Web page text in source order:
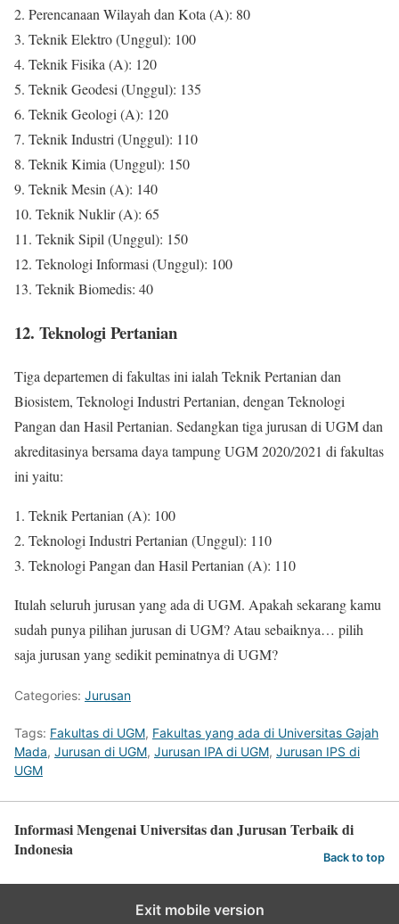
2. Perencanaan Wilayah dan Kota (A): 80
3. Teknik Elektro (Unggul): 100
4. Teknik Fisika (A): 120
5. Teknik Geodesi (Unggul): 135
6. Teknik Geologi (A): 120
7. Teknik Industri (Unggul): 110
8. Teknik Kimia (Unggul): 150
9. Teknik Mesin (A): 140
10. Teknik Nuklir (A): 65
11. Teknik Sipil (Unggul): 150
12. Teknologi Informasi (Unggul): 100
13. Teknik Biomedis: 40
12. Teknologi Pertanian
Tiga departemen di fakultas ini ialah Teknik Pertanian dan
Biosistem, Teknologi Industri Pertanian, dengan Teknologi
Pangan dan Hasil Pertanian. Sedangkan tiga jurusan di UGM dan
akreditasinya bersama daya tampung UGM 2020/2021 di fakultas
ini yaitu:
1. Teknik Pertanian (A): 100
2. Teknologi Industri Pertanian (Unggul): 110
3. Teknologi Pangan dan Hasil Pertanian (A): 110
Itulah seluruh jurusan yang ada di UGM. Apakah sekarang kamu
sudah punya pilihan jurusan di UGM? Atau sebaiknya… pilih
saja jurusan yang sedikit peminatnya di UGM?
Categories: Jurusan
Tags: Fakultas di UGM, Fakultas yang ada di Universitas Gajah
Mada, Jurusan di UGM, Jurusan IPA di UGM, Jurusan IPS di
UGM
Informasi Mengenai Universitas dan Jurusan Terbaik di
Indonesia
Back to top
Exit mobile version